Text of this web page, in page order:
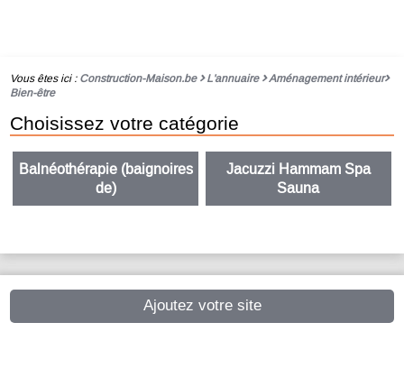
Vous êtes ici : Construction-Maison.be L'annuaire
Aménagement intérieur
Bien-être
Choisissez votre catégorie
Balnéothérapie (baignoires
de)
Jacuzzi Hammam Spa
Sauna
Ajoutez votre site